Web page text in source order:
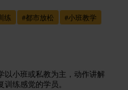
练 #都市放松 #小班教学
以小班或私教为主，动作讲解
练感觉的学员。